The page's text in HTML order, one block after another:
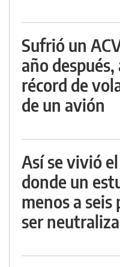
Sufrió un
año
récord de
de un avión
Así se vivió
donde un
menos a seis
ser